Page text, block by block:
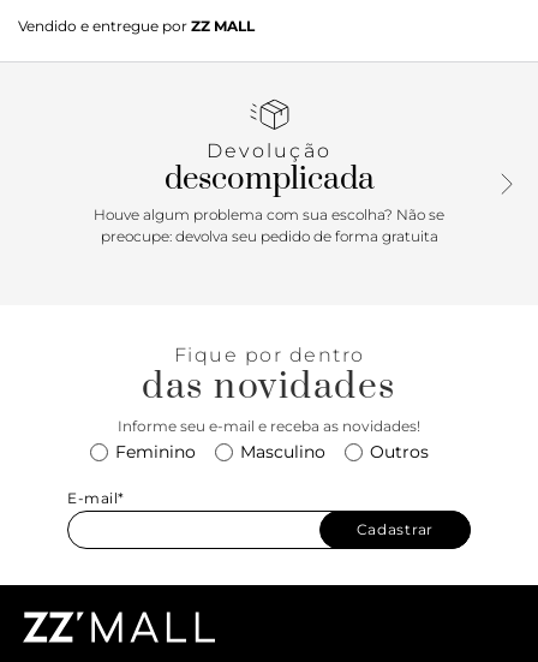
confortável sandália! Com charme de sobra por conta da
amarração e o trançado em sua faixa, é a aposta perfeita
completar com aquele toque edgy característico do block
Vendido e entregue por ZZ MALL
Devolução
descomplicada
Houve algum problema com sua escolha? Não se
preocupe: devolva seu pedido de forma gratuita
Fique por dentro
das novidades
Informe seu e-mail e receba as novidades!
Feminino Masculino Outros
E-mail*
Cadastrar